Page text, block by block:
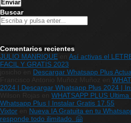
Buscar
Comentarios recientes
JULIO MANRIQUE
Así activas el
FACIL Y GRATIS 2023
Descargar Whatsapp Plus
Francisco Antonio Muñoz Muñoz
2024 | Descargar Whatsapp Plus 2024 |
WHATSAPP PLUS
Whatsapp Plus | Instalar Gratis 17.55
Vixtor
Nueva IA Gratuita en tu
responde todo ilimitado. 🤗